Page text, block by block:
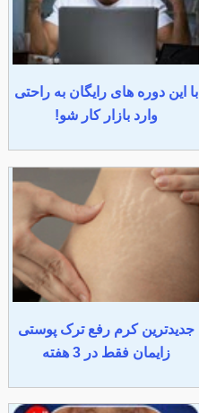
با این دوره های رایگان به راحتی
وارد بازار کار شو!
جدیدترین کرم رفع ترک پوستی
زایمان فقط در 3 هفته